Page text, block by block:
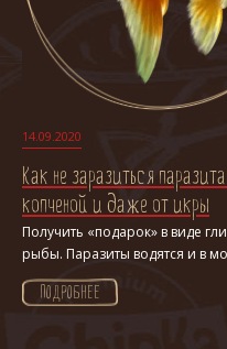
14.09.2020
Как не заразиться
копченой и даже от икры
Получить «подарок» в виде
рыбы. Паразиты водятся и в
ПОДРОБНЕЕ